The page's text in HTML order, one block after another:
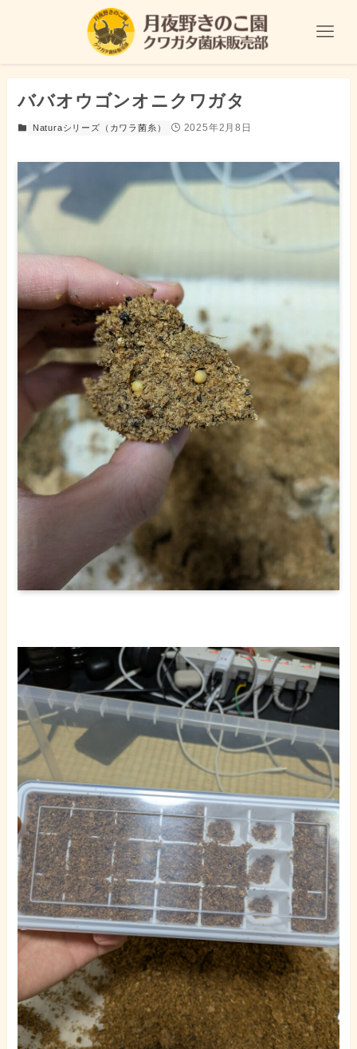
ババオウゴンオニクワガタ
Naturaシリーズ（カワラ菌糸） 2025年2月8日